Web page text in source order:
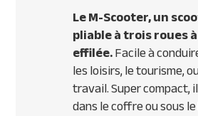
Le M-Scooter, un
pliable à trois roues
effilée.Facile à
les loisirs, le tourisme,
travail. Super compact,
dans le coffre ou sous